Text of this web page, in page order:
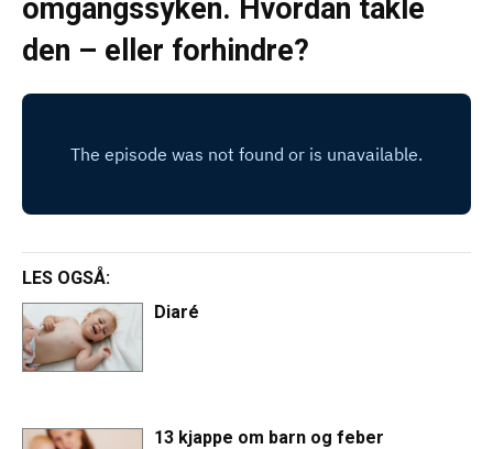
omgangssyken. Hvordan takle
den – eller forhindre?
LES OGSÅ:
Diaré
13 kjappe om barn og feber